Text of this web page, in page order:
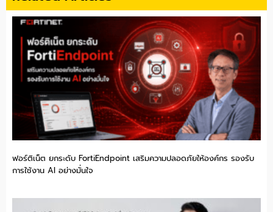
ฟอร์ติเน็ต ยกระดับ FortiEndpoint เสริมความปลอดภัยให้องค์กร รองรับ
การใช้งาน AI อย่างมั่นใจ